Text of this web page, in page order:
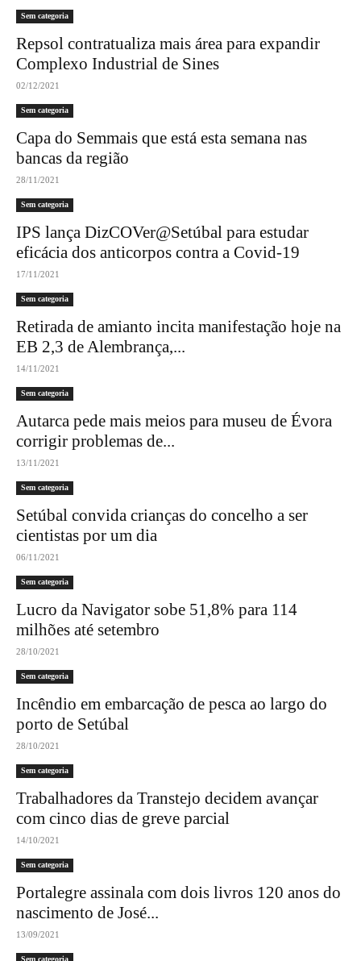
Sem categoria
Repsol contratualiza mais área para expandir
Complexo Industrial de Sines
02/12/2021
Sem categoria
Capa do Semmais que está esta semana nas
bancas da região
28/11/2021
Sem categoria
IPS lança DizCOVer@Setúbal para estudar
eficácia dos anticorpos contra a Covid-19
17/11/2021
Sem categoria
Retirada de amianto incita manifestação hoje na
EB 2,3 de Alembrança,...
14/11/2021
Sem categoria
Autarca pede mais meios para museu de Évora
corrigir problemas de...
13/11/2021
Sem categoria
Setúbal convida crianças do concelho a ser
cientistas por um dia
06/11/2021
Sem categoria
Lucro da Navigator sobe 51,8% para 114
milhões até setembro
28/10/2021
Sem categoria
Incêndio em embarcação de pesca ao largo do
porto de Setúbal
28/10/2021
Sem categoria
Trabalhadores da Transtejo decidem avançar
com cinco dias de greve parcial
14/10/2021
Sem categoria
Portalegre assinala com dois livros 120 anos do
nascimento de José...
13/09/2021